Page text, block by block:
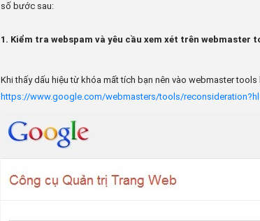
số bước sau:
1. Kiểm tra webspam và yêu cầu xem xét trên webmaster
Khi thấy dấu hiệu từ khóa mất tích bạn nên vào webmaster tools
https://www.google.com/webmasters/tools/